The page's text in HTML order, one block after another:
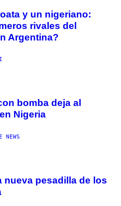
y un nigeriano:
rivales del
Argentina?
bomba deja al
Nigeria
NEWS
nueva pesadilla de los